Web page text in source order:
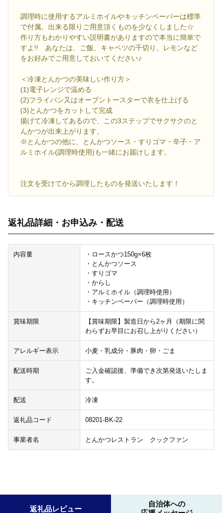
調理時に使用するアルミホイルやキッチンペーパーは標準
で付属。出来る限りご用意頂くものを少なくしました☆
作り方もわかりやすい説明書がありますので本当に簡単で
すよ!! あなたは、ご飯、キャベツの千切り、レモンなど
をお好みでご用意しておいてください♪
＜冷凍とんかつの美味しい作り方＞
(1)電子レンジで温める
(2)フライパン又はオーブントースターで衣を仕上げる
(3)とんかつをカットして完成
揚げて冷凍してあるので、この3ステップでサクサクのと
んかつが出来上がります。
※とんかつの他に、とんかつソース・すりゴマ・辛子・ア
ルミホイル(調理時使用)も一緒にお届けします。
注文を受けてから調理したものを発送いたします！
返礼品詳細・お申込み・配送
内容量
・ロースかつ150g×6枚
・とんかつソース
・すりゴマ
・からし
・アルミホイル（調理時使用）
・キッチンペーパー（調理時使用）
賞味期限
【賞味期限】製造日から2ヶ月（期限に関
わらずお早目にお召し上がりください）
アレルギー表示 小麦・乳成分・豚肉・卵・ごま
配送時期
ご入金確認後、準備でき次第発送いたしま
す。
配送 冷凍
返礼品コード 08201-BK-22
事業者名 とんかつレストラン クックファン
返礼品レビュー
自治体への